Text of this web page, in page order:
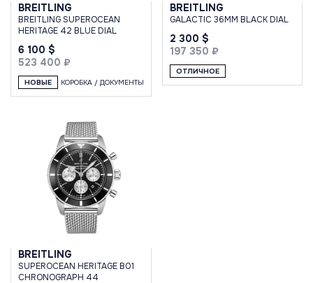
BREITLING
BREITLING SUPEROCEAN
HERITAGE 42 BLUE DIAL
6 100 $
523 400 ₽
НОВЫЕ КОРОБКА / ДОКУМЕНТЫ
BREITLING
GALACTIC 36MM BLACK DIAL
2 300 $
197 350 ₽
ОТЛИЧНОЕ
BREITLING
SUPEROCEAN HERITAGE B01
CHRONOGRAPH 44